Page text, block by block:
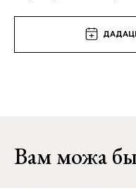
Вам можа